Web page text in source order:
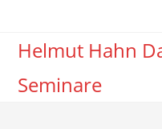
springenHelmut Hahn
Seminare